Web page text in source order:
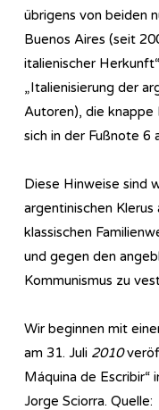
übrigens von beiden
Buenos Aires (seit
italienischer
„Italienisierung der
Autoren), die
sich in der Fußnote 6
Diese Hinweise sind
argentinischen
klassischen
und gegen den
Kommunismus zu
Wir beginnen mit
am 31. Juli 2010
Máquina de Escribir“
Jorge Sciorra. Quelle: